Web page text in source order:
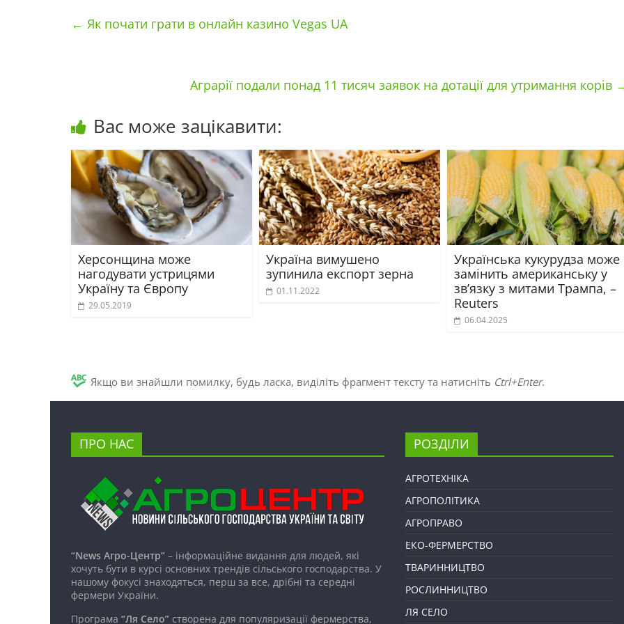
← Як почати грати в онлайн казино Vegas UA
Аграрії подали понад 11 тисяч заявок на дотації для утримання корів
Вас може зацікавити:
Херсонщина може
нагодувати устрицями
Україну та Європу
29.05.2019
Україна вимушено
зупинила експорт зерна
01.11.2022
Українська кукурудза може
замінить американську у
зв’язку з митами Трампа, –
Reuters
06.04.2025
Якщо ви знайшли помилку, будь ласка, виділіть фрагмент тексту та натисніть Ctrl+Enter.
ПРО НАС
“News Агро-Центр” – інформаційне видання для людей, які
хочуть бути в курсі основних трендів сільського господарства. У
нашому фокусі знаходяться, перш за все, дрібні та середні
фермери України.
Програма “Ля Село” створена для популяризації фермерства,
РОЗДІЛИ
АГРОТЕХНІКА
АГРОПОЛІТИКА
АГРОПРАВО
ЕКО-ФЕРМЕРСТВО
ТВАРИННИЦТВО
РОСЛИННИЦТВО
ЛЯ СЕЛО